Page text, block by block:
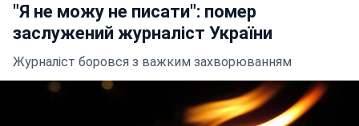
"Я не можу не писати": помер
заслужений журналіст України
Журналіст боровся з важким захворюванням